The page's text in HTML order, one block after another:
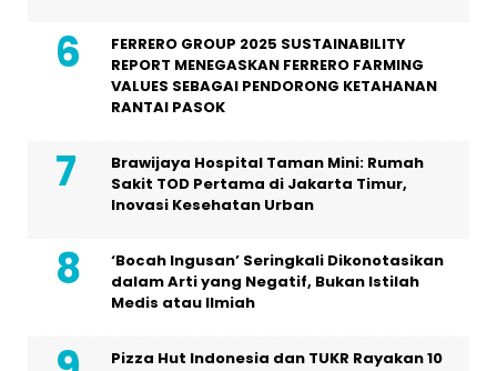
FERRERO GROUP 2025 SUSTAINABILITY
REPORT MENEGASKAN FERRERO FARMING
VALUES SEBAGAI PENDORONG KETAHANAN
RANTAI PASOK
Brawijaya Hospital Taman Mini: Rumah
Sakit TOD Pertama di Jakarta Timur,
Inovasi Kesehatan Urban
‘Bocah Ingusan’ Seringkali Dikonotasikan
dalam Arti yang Negatif, Bukan Istilah
Medis atau Ilmiah
Pizza Hut Indonesia dan TUKR Rayakan 10